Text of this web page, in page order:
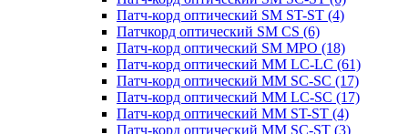
Патч-корд оптический SM ST-ST (4)
Патчкорд оптический SM CS (6)
Патч-корд оптический SM MPO (18)
Патч-корд оптический MM LC-LC (61)
Патч-корд оптический MM SC-SC (17)
Патч-корд оптический MM LC-SC (17)
Патч-корд оптический MM ST-ST (4)
Патч-корд оптический MM SC-ST (3)